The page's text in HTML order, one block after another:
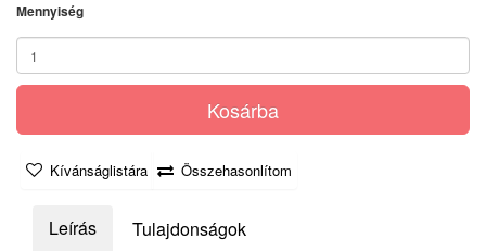
Mennyiség
Kosárba
Kívánságlistára Összehasonlítom
Leírás Tulajdonságok